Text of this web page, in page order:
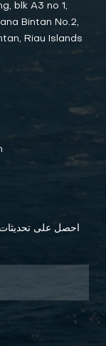
blk A3 no 1,
Bintan No.2,
Riau Islands
احصل على